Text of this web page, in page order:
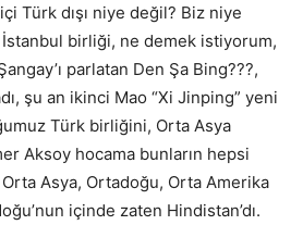
Türk dışı niye değil? Biz niye
İstanbul birliği, ne demek istiyorum,
parlatan Den Şa Bing???,
şu an ikinci Mao “Xi Jinping” yeni
Türk birliğini, Orta Asya
Aksoy hocama bunların hepsi
Asya, Ortadoğu, Orta Amerika
içinde zaten Hindistan’dı.